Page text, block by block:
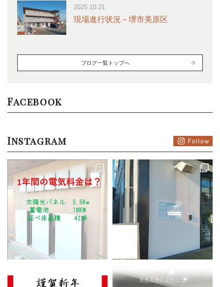
2025.10.21
現場進行状況－堺市美原区
ブログ一覧トップへ
Facebook
Instagram